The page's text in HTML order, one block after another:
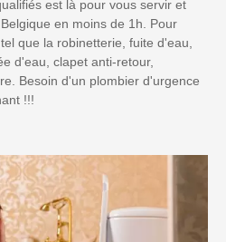
est là pour vous servir et
en moins de 1h. Pour
que la robinetterie, fuite d'eau,
d'eau, clapet anti-retour,
Besoin d'un plombier d'urgence
!!!